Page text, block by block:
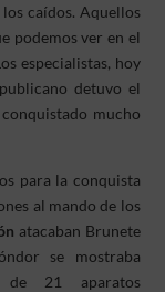
caídos. Aquellos
podemos ver en el
especialistas, hoy
detuvo el
mucho
para la conquista
al mando de los
atacaban Brunete
se mostraba
de 21 aparatos